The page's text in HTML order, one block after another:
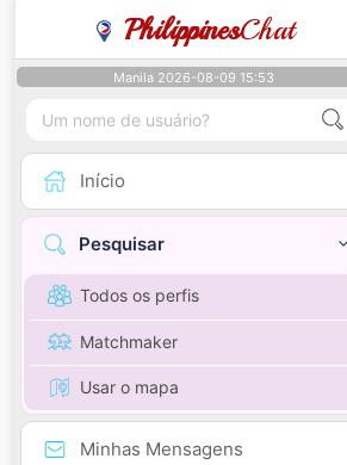
PhilippinesChat
Manila 2026-08-09 15:53
Início
Pesquisar
Todos os perfis
Matchmaker
Usar o mapa
Minhas Mensagens